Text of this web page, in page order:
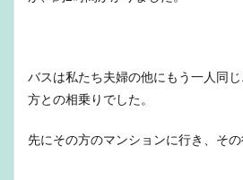
バスは私たち夫婦の他にもう一人同
方との相乗りでした。
先にその方のマンションに行き、その